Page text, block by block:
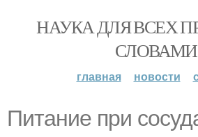
НАУКА ДЛЯ ВСЕХ
СЛОВАМИ
главная новости
Питание при